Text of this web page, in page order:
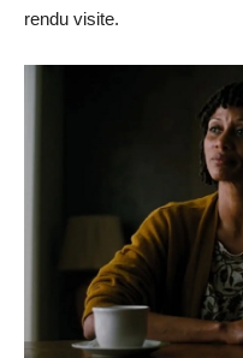
rendu visite.